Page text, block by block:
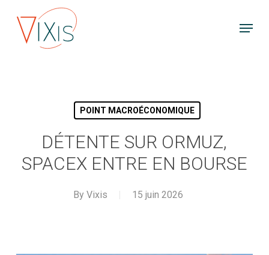
Menu
POINT MACROÉCONOMIQUE
DÉTENTE SUR ORMUZ,
SPACEX ENTRE EN BOURSE
By Vixis 15 juin 2026